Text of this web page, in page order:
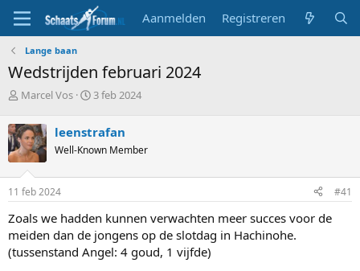
Aanmelden Registreren
Lange baan
Wedstrijden februari 2024
T
p
i
c
s
t
a
t
e
r
Marcel Vos
S
r
t
a
m
3 feb 2024
leenstrafan
Well-Known Member
11 feb 2024 #41
Zoals we hadden kunnen verwachten meer succes voor de
meiden dan de jongens op de slotdag in Hachinohe.
(tussenstand Angel: 4 goud, 1 vijfde)